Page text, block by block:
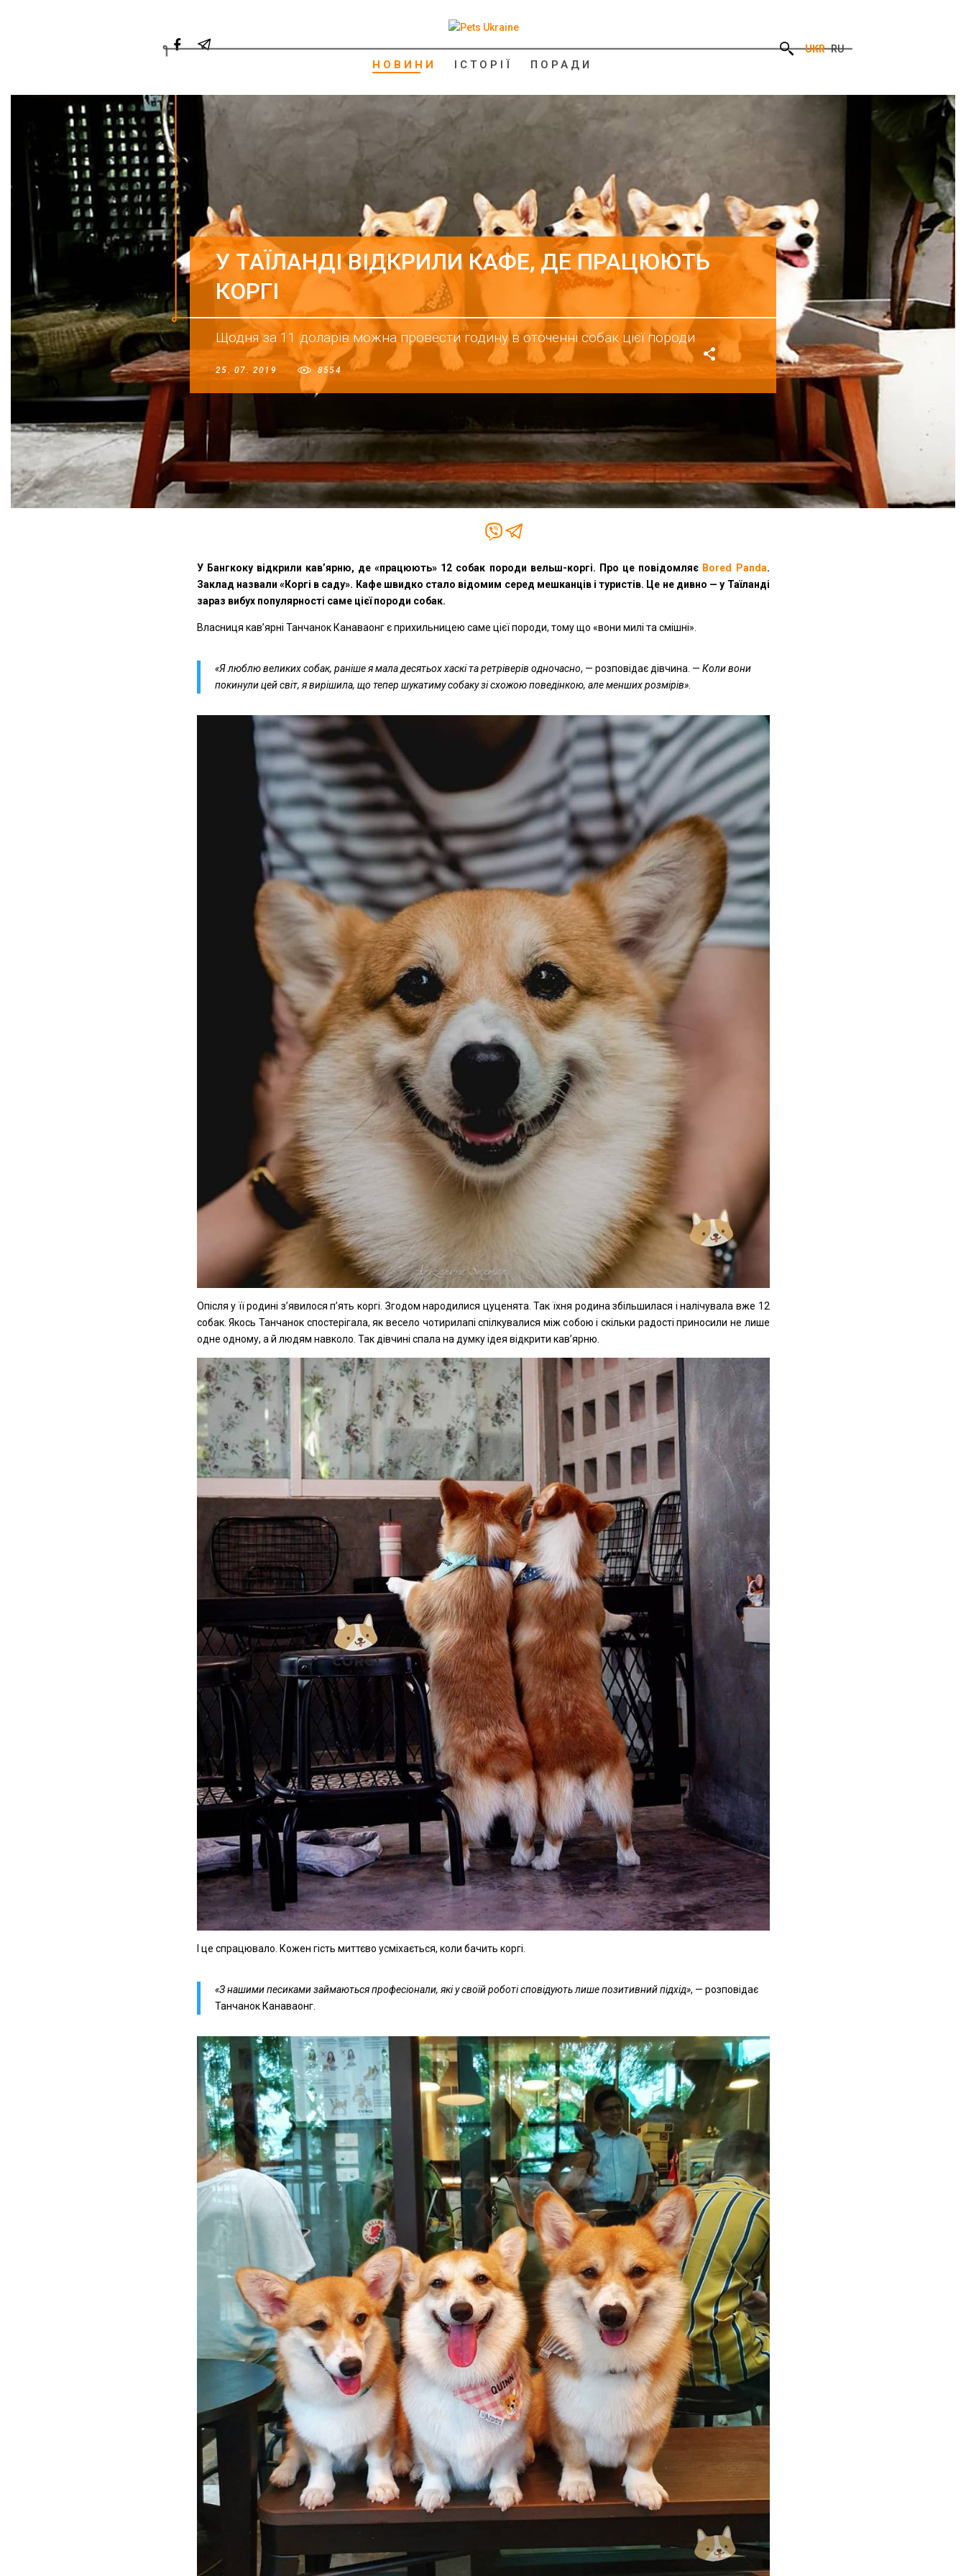
НОВИНИ ІСТОРІЇ ПОРАДИ
UKR RU
У ТАЇЛАНДІ ВІДКРИЛИ КАФЕ, ДЕ ПРАЦЮЮТЬ
КОРГІ
Щодня за 11 доларів можна провести годину в оточенні собак цієї породи
25. 07. 2019 8554
У Бангкоку відкрили кав’ярню, де «працюють» 12 собак породи вельш-коргі. Про це повідомляє Bored Panda.
Заклад назвали «Коргі в саду». Кафе швидко стало відомим серед мешканців і туристів. Це не дивно — у Таїланді
зараз вибух популярності саме цієї породи собак.
Власниця кав’ярні Танчанок Канаваонг є прихильницею саме цієї породи, тому що «вони милі та смішні».
«Я люблю великих собак, раніше я мала десятьох хаскі та ретріверів одночасно, — розповідає дівчина. — Коли вони
покинули цей світ, я вирішила, що тепер шукатиму собаку зі схожою поведінкою, але менших розмірів».
Опісля у її родині з’явилося п’ять коргі. Згодом народилися цуценята. Так їхня родина збільшилася і налічувала вже 12
собак. Якось Танчанок спостерігала, як весело чотирилапі спілкувалися між собою і скільки радості приносили не лише
одне одному, а й людям навколо. Так дівчині спала на думку ідея відкрити кав’ярню.
І це спрацювало. Кожен гість миттєво усміхається, коли бачить коргі.
«З нашими песиками займаються професіонали, які у своїй роботі сповідують лише позитивний підхід», — розповідає
Танчанок Канаваонг.